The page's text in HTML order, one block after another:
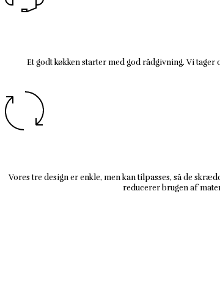
Et godt køkken starter med god rådgivning. Vi
Vores tre design er enkle, men kan tilpasses, så de
reducerer brugen af